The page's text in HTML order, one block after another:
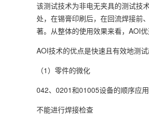
该测试技术为非电无夹具的测试技
处，在锡膏印刷后，在回流焊接前
著。从整体的使用效果来看，AOI
AOI技术的优点是快速且有效地测
（1）零件的微化
042、0201和01005设备的顺序应
不能进行焊接检查